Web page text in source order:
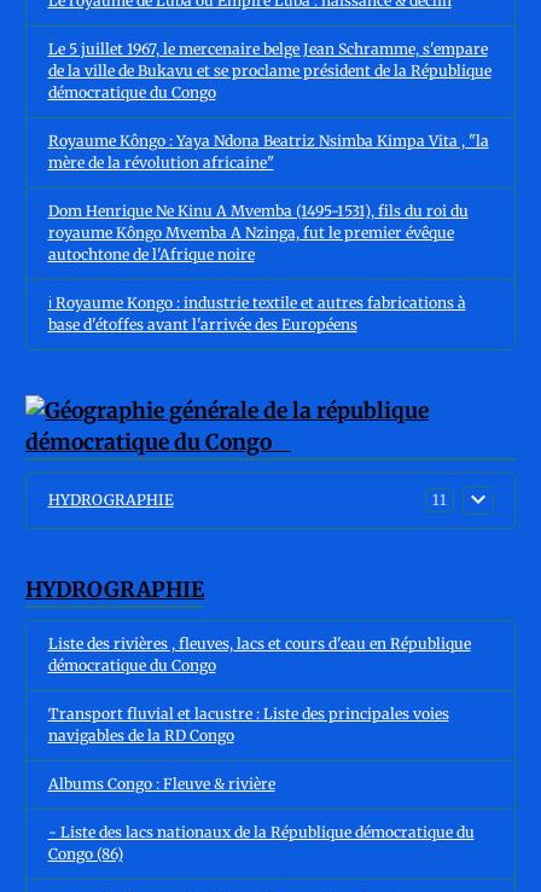
Le 5 juillet 1967, le mercenaire belge Jean Schramme, s'empare
de la ville de Bukavu et se proclame président de la République
démocratique du Congo
Royaume Kôngo : Yaya Ndona Beatriz Nsimba Kimpa Vita , "la
mère de la révolution africaine"
Dom Henrique Ne Kinu A Mvemba (1495-1531), fils du roi du
royaume Kôngo Mvemba A Nzinga, fut le premier évêque
autochtone de l'Afrique noire
ℹ️ Royaume Kongo : industrie textile et autres fabrications à
base d'étoffes avant l'arrivée des Européens
HYDROGRAPHIE 11
HYDROGRAPHIE
Liste des rivières , fleuves, lacs et cours d'eau en République
démocratique du Congo
Transport fluvial et lacustre : Liste des principales voies
navigables de la RD Congo
Albums Congo : Fleuve & rivière
- Liste des lacs nationaux de la République démocratique du
Congo (86)